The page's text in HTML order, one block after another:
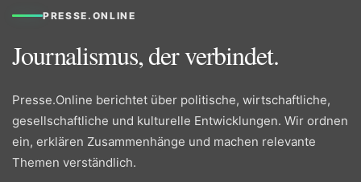
PRESSE.ONLINE
Journalismus, der verbindet.
Presse.Online berichtet über politische, wirtschaftliche,
gesellschaftliche und kulturelle Entwicklungen. Wir ordnen
ein, erklären Zusammenhänge und machen relevante
Themen verständlich.